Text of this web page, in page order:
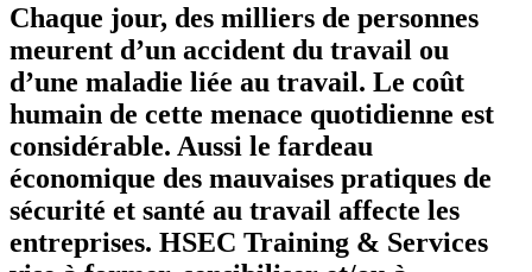
Chaque jour, des milliers de personnes
meurent d’un accident du travail ou
d’une maladie liée au travail. Le coût
humain de cette menace quotidienne est
considérable. Aussi le fardeau
économique des mauvaises pratiques de
sécurité et santé au travail affecte les
entreprises. HSEC Training & Services